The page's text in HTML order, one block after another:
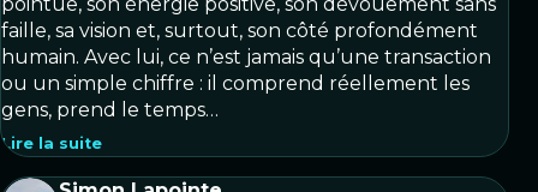
faille, sa vision et, surtout, son côté profondément
humain. Avec lui, ce n’est jamais qu’une transaction
ou un simple chiffre : il comprend réellement les
gens, prend le temps…
Lire la suite